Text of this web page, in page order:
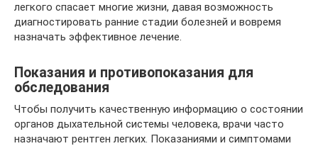
легкого спасает многие жизни, давая возможность
диагностировать ранние стадии болезней и вовремя
назначать эффективное лечение.
Показания и противопоказания для
обследования
Чтобы получить качественную информацию о состоянии
органов дыхательной системы человека, врачи часто
назначают рентген легких. Показаниями и симптомами